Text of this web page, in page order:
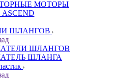
МОТОРЫ
ШЛАНГОВ
ШЛАНГОВ
ШЛАНГА